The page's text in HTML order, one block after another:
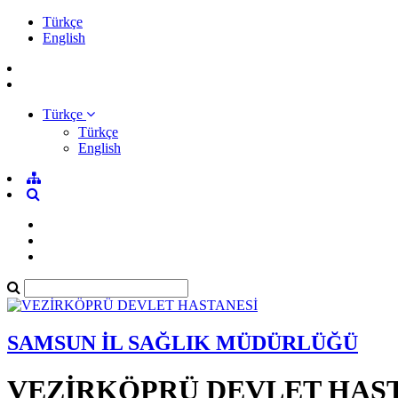
Türkçe
English
Türkçe
Türkçe
English
SAMSUN İL SAĞLIK MÜDÜRLÜĞÜ
VEZİRKÖPRÜ DEVLET